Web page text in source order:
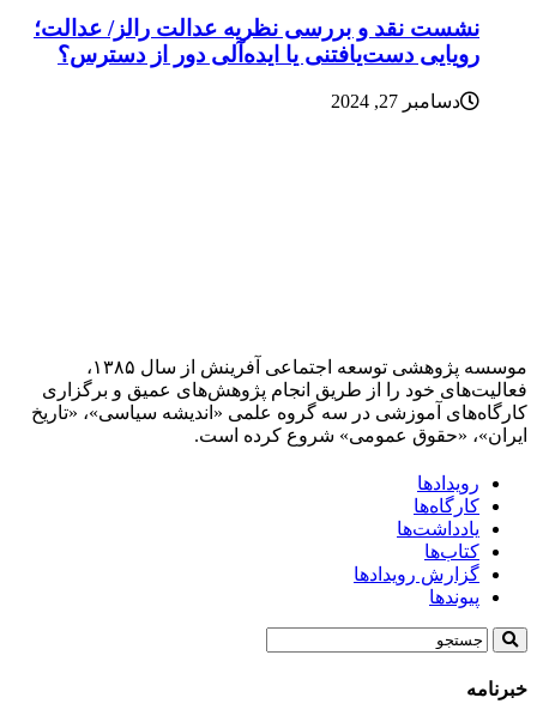
نشست نقد و بررسی نظریه عدالت رالز/ عدالت؛
رویایی دست‌یافتنی یا ایده‌آلی دور از دسترس؟
دسامبر 27, 2024
موسسه پژوهشی توسعه اجتماعی آفرینش از سال ۱۳۸۵،
فعالیت‌های خود را از طریق انجام پژوهش‌های عمیق و برگزاری
کارگاه‌های آموزشی در سه گروه علمی «اندیشه سیاسی»، «تاریخ
ایران»، «حقوق عمومی» شروع کرده است.
رویدادها
کارگاه‌ها
یادداشت‌ها
کتاب‌ها
گزارش رویدادها
پیوندها
خبرنامه